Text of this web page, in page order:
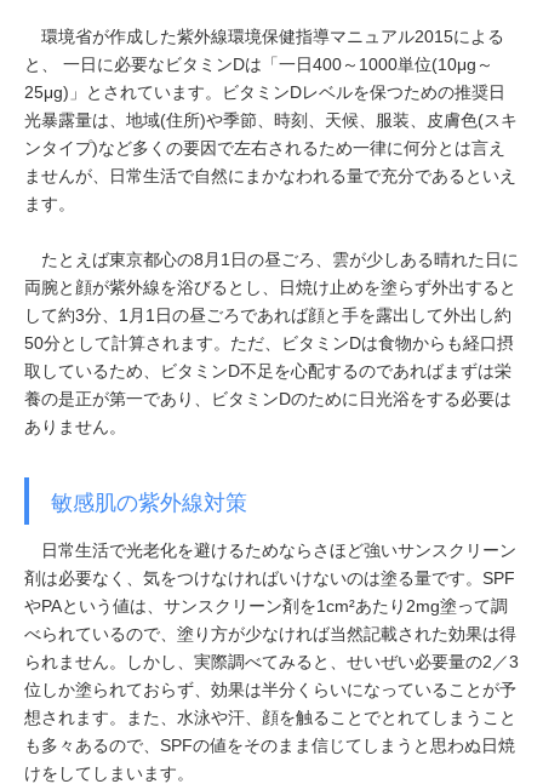
環境省が作成した紫外線環境保健指導マニュアル2015による
と、 一日に必要なビタミンDは「一日400～1000単位(10μg～
25μg)」とされています。ビタミンDレベルを保つための推奨日
光暴露量は、地域(住所)や季節、時刻、天候、服装、皮膚色(スキ
ンタイプ)など多くの要因で左右されるため一律に何分とは言え
ませんが、日常生活で自然にまかなわれる量で充分であるといえ
ます。
たとえば東京都心の8月1日の昼ごろ、雲が少しある晴れた日に
両腕と顔が紫外線を浴びるとし、日焼け止めを塗らず外出すると
して約3分、1月1日の昼ごろであれば顔と手を露出して外出し約
50分として計算されます。ただ、ビタミンDは食物からも経口摂
取しているため、ビタミンD不足を心配するのであればまずは栄
養の是正が第一であり、ビタミンDのために日光浴をする必要は
ありません。
敏感肌の紫外線対策
日常生活で光老化を避けるためならさほど強いサンスクリーン
剤は必要なく、気をつけなければいけないのは塗る量です。SPF
やPAという値は、サンスクリーン剤を1cm²あたり2mg塗って調
べられているので、塗り方が少なければ当然記載された効果は得
られません。しかし、実際調べてみると、せいぜい必要量の2／3
位しか塗られておらず、効果は半分くらいになっていることが予
想されます。また、水泳や汗、顔を触ることでとれてしまうこと
も多々あるので、SPFの値をそのまま信じてしまうと思わぬ日焼
けをしてしまいます。